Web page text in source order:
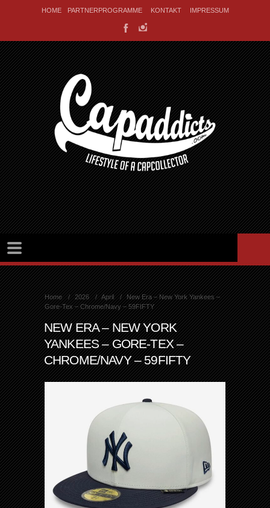
HOME PARTNERPROGRAMME KONTAKT IMPRESSUM
Home 2026 April
New Era – New York Yankees –
Gore-Tex – Chrome/Navy – 59FIFTY
NEW ERA – NEW YORK
YANKEES – GORE-TEX –
CHROME/NAVY – 59FIFTY